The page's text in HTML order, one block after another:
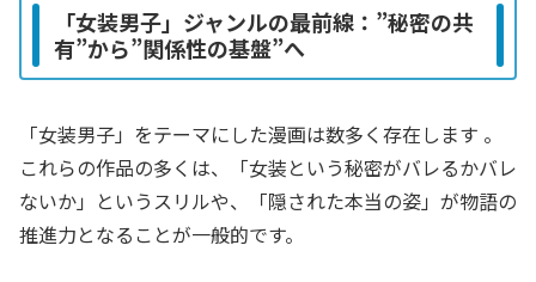
「女装男子」ジャンルの最前線：”秘密の共
有”から”関係性の基盤”へ
「女装男子」をテーマにした漫画は数多く存在します 。
これらの作品の多くは、「女装という秘密がバレるかバレ
ないか」というスリルや、「隠された本当の姿」が物語の
推進力となることが一般的です。